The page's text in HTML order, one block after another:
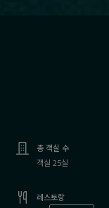
총 객실 수
객실 25실
레스토랑